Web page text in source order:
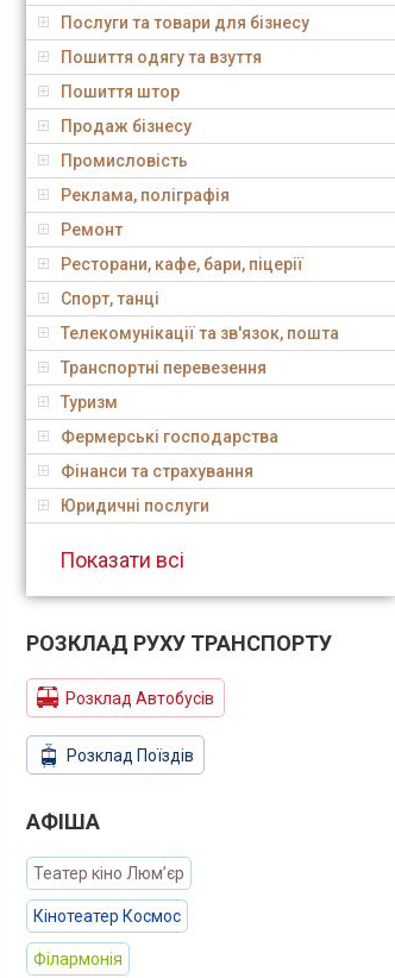
Послуги та товари для бізнесу
Пошиття одягу та взуття
Пошиття штор
Продаж бізнесу
Промисловість
Реклама, поліграфія
Ремонт
Ресторани, кафе, бари, піцерії
Спорт, танці
Телекомунікації та зв'язок, пошта
Транспортні перевезення
Туризм
Фермерські господарства
Фінанси та страхування
Юридичні послуги
Показати всі
РОЗКЛАД РУХУ ТРАНСПОРТУ
Розклад Автобусів
Розклад Поїздів
АФIША
Театер кіно Люм’єр
Кінотеатер Космос
Філармонія